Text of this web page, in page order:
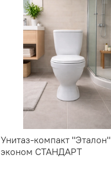
Унитаз-компакт "Эталон"
эконом СТАНДАРТ